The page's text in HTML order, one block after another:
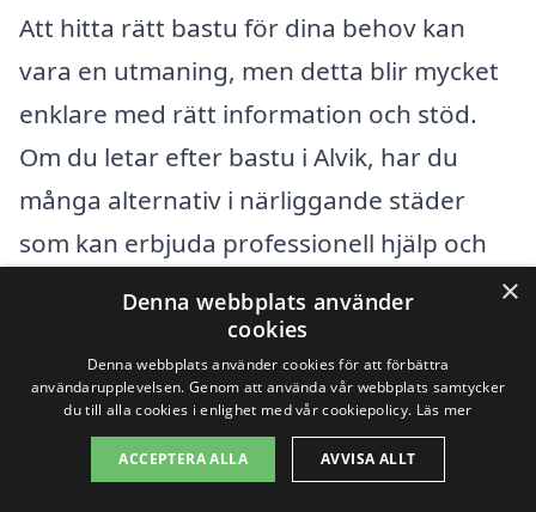
Att hitta rätt bastu för dina behov kan
vara en utmaning, men detta blir mycket
enklare med rätt information och stöd.
Om du letar efter bastu i Alvik, har du
många alternativ i närliggande städer
som kan erbjuda professionell hjälp och
olika bastulösningar. Det är viktigt att
jämföra erbjudanden och hitta det som
passar bäst för dig.
Några av de städer du kan överväga i
närheten av Alvik inkluderar:
×
Denna webbplats använder
cookies
Denna webbplats använder cookies för att förbättra
användarupplevelsen. Genom att använda vår webbplats samtycker
du till alla cookies i enlighet med vår cookiepolicy. Läs mer
ACCEPTERA ALLA AVVISA ALLT